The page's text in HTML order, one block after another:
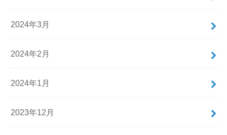
2024年3月
2024年2月
2024年1月
2023年12月